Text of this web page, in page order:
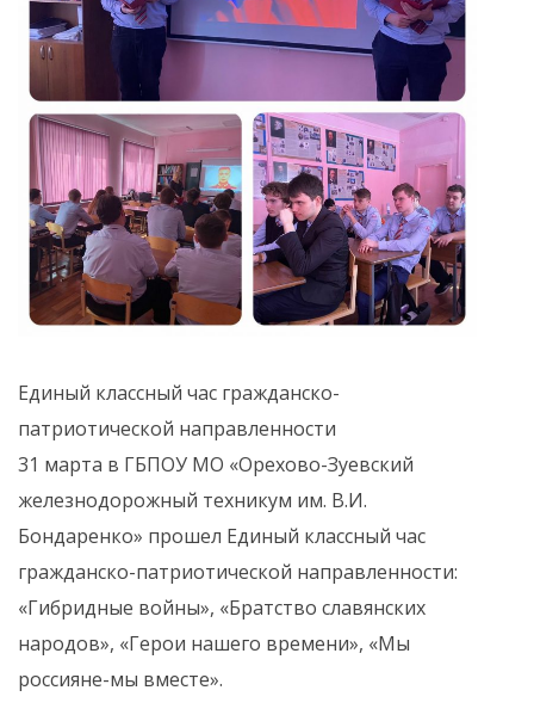
Единый классный час гражданско-
патриотической направленности
31 марта в ГБПОУ МО «Орехово-Зуевский
железнодорожный техникум им. В.И.
Бондаренко» прошел Единый классный час
гражданско-патриотической направленности:
«Гибридные войны», «Братство славянских
народов», «Герои нашего времени», «Мы
россияне-мы вместе».